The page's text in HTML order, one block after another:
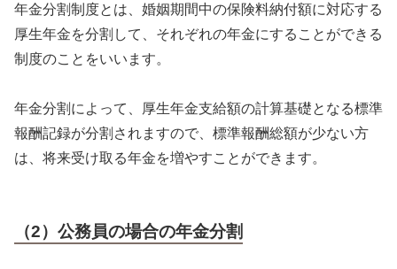
年金分割制度とは、婚姻期間中の保険料納付額に対応する
厚生年金を分割して、それぞれの年金にすることができる
制度のことをいいます。
年金分割によって、厚生年金支給額の計算基礎となる標準
報酬記録が分割されますので、標準報酬総額が少ない方
は、将来受け取る年金を増やすことができます。
（2）公務員の場合の年金分割